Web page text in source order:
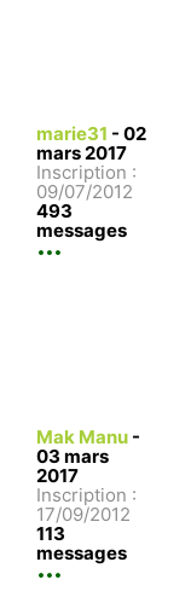
marie31 - 02
mars 2017
Inscription :
09/07/2012
493
messages
Mak Manu -
03 mars
2017
Inscription :
17/09/2012
113
messages